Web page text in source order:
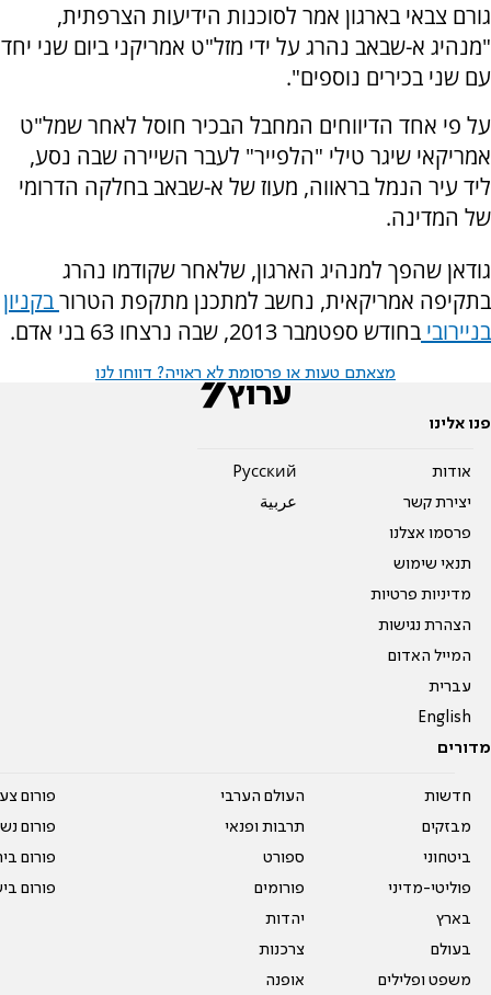
גורם צבאי בארגון אמר לסוכנות הידיעות הצרפתית,
"מנהיג א-שבאב נהרג על ידי מזל"ט אמריקני ביום שני יחד
עם שני בכירים נוספים".
על פי אחד הדיווחים המחבל הבכיר חוסל לאחר שמל"ט
אמריקאי שיגר טילי "הלפייר" לעבר השיירה שבה נסע,
ליד עיר הנמל בראווה, מעוז של א-שבאב בחלקה הדרומי
של המדינה.
גודאן שהפך למנהיג הארגון, שלאחר שקודמו נהרג
בתקיפה אמריקאית, נחשב למתכנן מתקפת הטרורבקניון
בניירובי בחודש ספטמבר 2013, שבה נרצחו 63 בני אדם.
מצאתם טעות או פרסומת לא ראויה? דווחו לנו
פנו אלינו
אודות
יצירת קשר
פרסמו אצלנו
תנאי שימוש
מדיניות פרטיות
הצהרת נגישות
המייל האדום
עברית
English
Pусский
عربية
מדורים
חדשות
מבזקים
ביטחוני
פוליטי-מדיני
בארץ
בעולם
משפט ופלילים
העולם הערבי
תרבות ופנאי
ספורט
פורומים
יהדות
צרכנות
אופנה
פורום
פורום
פורום
פורום